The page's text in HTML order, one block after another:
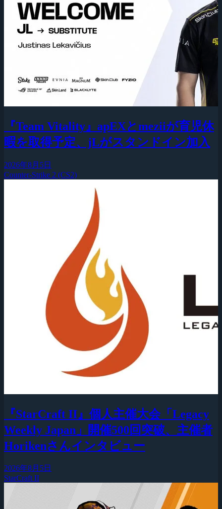
『Team Vitality』apEXとmeziiが育児休
暇を取得予定、jLがスタンドイン加入
2026年8月5日
Counter-Strike 2 (CS2)
『StarCraft II』個人主催大会「Legacy
Weekly Japan」開催500回突破、主催者
Horikenさんインタビュー
2026年8月5日
StarCraft II